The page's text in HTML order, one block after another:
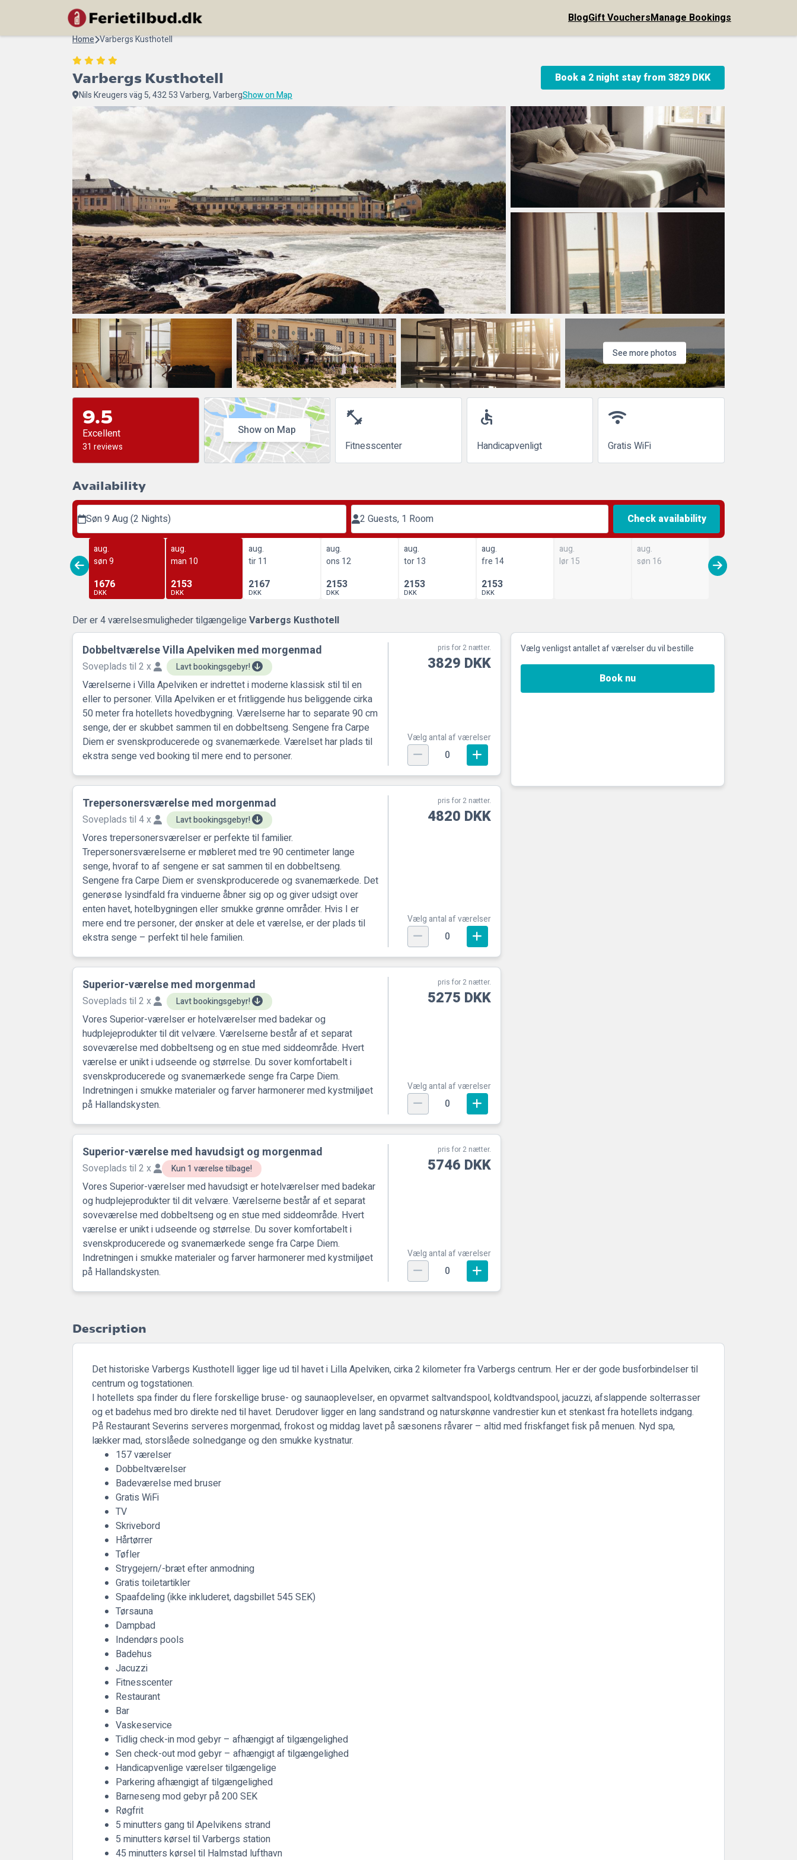
BlogGift VouchersManage Bookings
Home Varbergs Kusthotell
Varbergs Kusthotell
Nils Kreugers väg 5, 432 53 Varberg, VarbergShow on Map
Book a 2 night stay from 3829 DKK
See more photos
9.5
Excellent
31 reviews
Show on Map
fitness_center
Fitnesscenter
accessible
Handicapvenligt
wifi
Gratis WiFi
Availability
Søn 9 Aug (2 Nights) 2 Guests, 1 Room Check availability
aug.
søn 9
1676
DKK
aug.
man 10
2153
DKK
aug.
tir 11
2167
DKK
aug.
ons 12
2153
DKK
aug.
tor 13
2153
DKK
aug.
fre 14
2153
DKK
aug.
lør 15
aug.
søn 16
Der er 4 værelsesmuligheder tilgængelige Varbergs Kusthotell
Dobbeltværelse Villa Apelviken med morgenmad
Soveplads til 2 x Lavt bookingsgebyr!
Værelserne i Villa Apelviken er indrettet i moderne klassisk stil til en
eller to personer. Villa Apelviken er et fritliggende hus beliggende cirka
50 meter fra hotellets hovedbygning. Værelserne har to separate 90 cm
senge, der er skubbet sammen til en dobbeltseng. Sengene fra Carpe
Diem er svenskproducerede og svanemærkede. Værelset har plads til
ekstra senge ved booking til mere end to personer.
pris for 2 nætter.
3829 DKK
Vælg antal af værelser
0
Trepersonersværelse med morgenmad
Soveplads til 4 x Lavt bookingsgebyr!
Vores trepersonersværelser er perfekte til familier.
Trepersonersværelserne er møbleret med tre 90 centimeter lange
senge, hvoraf to af sengene er sat sammen til en dobbeltseng.
Sengene fra Carpe Diem er svenskproducerede og svanemærkede. Det
generøse lysindfald fra vinduerne åbner sig op og giver udsigt over
enten havet, hotelbygningen eller smukke grønne områder. Hvis I er
mere end tre personer, der ønsker at dele et værelse, er der plads til
ekstra senge – perfekt til hele familien.
pris for 2 nætter.
4820 DKK
Vælg antal af værelser
0
Superior-værelse med morgenmad
Soveplads til 2 x Lavt bookingsgebyr!
Vores Superior-værelser er hotelværelser med badekar og
hudplejeprodukter til dit velvære. Værelserne består af et separat
soveværelse med dobbeltseng og en stue med siddeområde. Hvert
værelse er unikt i udseende og størrelse. Du sover komfortabelt i
svenskproducerede og svanemærkede senge fra Carpe Diem.
Indretningen i smukke materialer og farver harmonerer med kystmiljøet
på Hallandskysten.
pris for 2 nætter.
5275 DKK
Vælg antal af værelser
0
Superior-værelse med havudsigt og morgenmad
Soveplads til 2 x Kun 1 værelse tilbage!
Vores Superior-værelser med havudsigt er hotelværelser med badekar
og hudplejeprodukter til dit velvære. Værelserne består af et separat
soveværelse med dobbeltseng og en stue med siddeområde. Hvert
værelse er unikt i udseende og størrelse. Du sover komfortabelt i
svenskproducerede og svanemærkede senge fra Carpe Diem.
Indretningen i smukke materialer og farver harmonerer med kystmiljøet
på Hallandskysten.
pris for 2 nætter.
5746 DKK
Vælg antal af værelser
0
Vælg venligst antallet af værelser du vil bestille
Book nu
Description
Det historiske Varbergs Kusthotell ligger lige ud til havet i Lilla Apelviken, cirka 2 kilometer fra Varbergs centrum. Her er der gode busforbindelser til
centrum og togstationen.
I hotellets spa finder du flere forskellige bruse- og saunaoplevelser, en opvarmet saltvandspool, koldtvandspool, jacuzzi, afslappende solterrasser
og et badehus med bro direkte ned til havet. Derudover ligger en lang sandstrand og naturskønne vandrestier kun et stenkast fra hotellets indgang.
På Restaurant Severins serveres morgenmad, frokost og middag lavet på sæsonens råvarer – altid med friskfanget fisk på menuen. Nyd spa,
lækker mad, storslåede solnedgange og den smukke kystnatur.
157 værelser
Dobbeltværelser
Badeværelse med bruser
Gratis WiFi
TV
Skrivebord
Hårtørrer
Tøfler
Strygejern/-bræt efter anmodning
Gratis toiletartikler
Spaafdeling (ikke inkluderet, dagsbillet 545 SEK)
Tørsauna
Dampbad
Indendørs pools
Badehus
Jacuzzi
Fitnesscenter
Restaurant
Bar
Vaskeservice
Tidlig check-in mod gebyr – afhængigt af tilgængelighed
Sen check-out mod gebyr – afhængigt af tilgængelighed
Handicapvenlige værelser tilgængelige
Parkering afhængigt af tilgængelighed
Barneseng mod gebyr på 200 SEK
Røgfrit
5 minutters gang til Apelvikens strand
5 minutters kørsel til Varbergs station
45 minutters kørsel til Halmstad lufthavn